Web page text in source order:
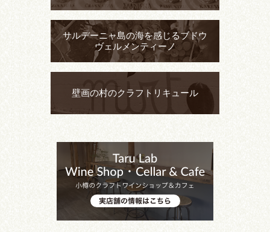
サルデーニャ島の海を感じるブドウ
ヴェルメンティーノ
壁画の村のクラフトリキュール